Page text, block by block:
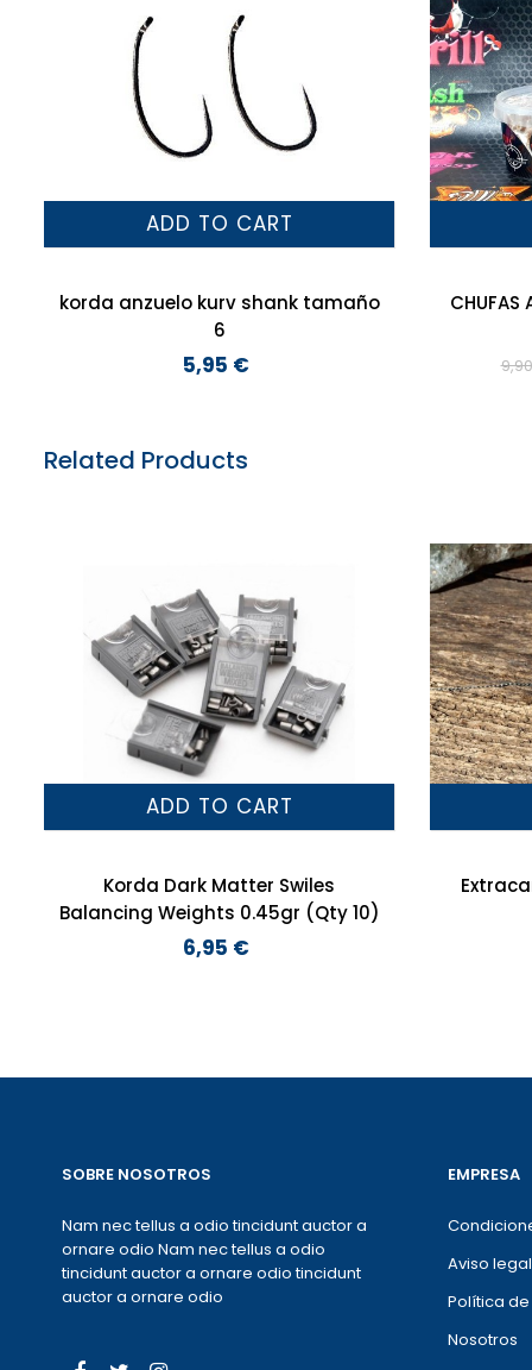
ADD TO CART
korda anzuelo kurv shank tamaño
6
Preço
5,95 €
CHUFAS
Related Products
ADD TO CART
Korda Dark Matter Swiles
Balancing Weights 0.45gr (Qty 10)
Preço
6,95 €
SOBRE NOSOTROS
Nam nec tellus a odio tincidunt auctor a
ornare odio Nam nec tellus a odio
tincidunt auctor a ornare odio tincidunt
auctor a ornare odio
EMPRESA
Aviso legal
Política
Nosotros